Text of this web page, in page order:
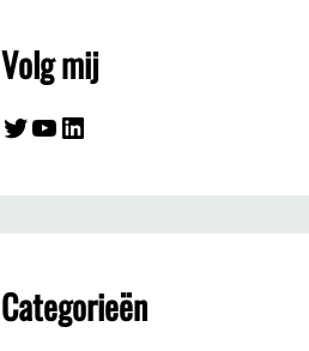
Volg mij
Twitter YouTube LinkedIn
Categorieën